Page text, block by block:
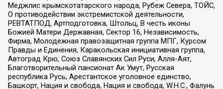
Меджлис крымскотатарского народа, Рубеж Севера, ТОЙС,
О противодействии экстремистской деятельности,
РЕВТАТПОД, Артподготовка, Штольц, В честь иконы
Божией Матери Державная, Сектор 16, Независимость,
Фирма, Молодежная правозащитная группа МПГ, Курсом
Правды и Единения, Каракольская инициативная группа,
Автоград Крю, Союз Славянских Сил Руси, Алля-Аят,
Благотворительный пансионат Ак Умут, Русская
республика Русь, Арестантское уголовное единство,
Башкорт, Нация и свобода, Нация и свобода, W.H.С., Фалунь